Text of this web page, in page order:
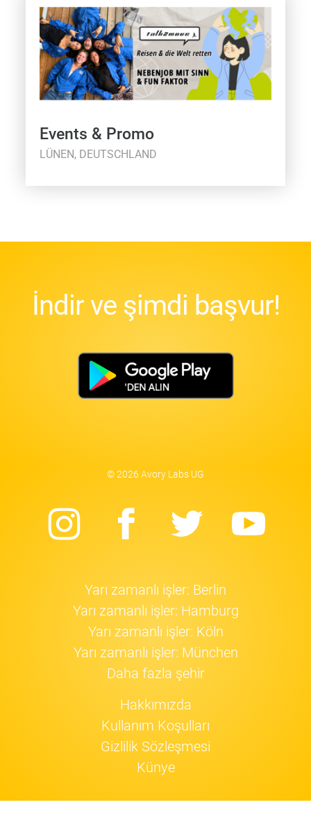
Events & Promo
LÜNEN, DEUTSCHLAND
İndir ve şimdi başvur!
© 2026 Avory Labs UG
Instagram
Facebook
Twitter
Yarı zamanlı işler: Berlin
Yarı zamanlı işler: Hamburg
Yarı zamanlı işler: Köln
Yarı zamanlı işler: München
Daha fazla şehir
Hakkımızda
Kullanım Koşulları
Gizlilik Sözleşmesi
Künye